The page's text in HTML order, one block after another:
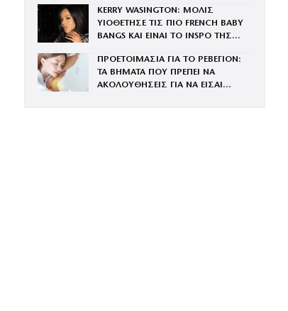
KERRY WASINGTON: ΜΟΛΙΣ
ΥΙΟΘΕΤΗΣΕ ΤΙΣ ΠΙΟ FRENCH BABY
BANGS ΚΑΙ ΕΙΝΑΙ ΤΟ INSPO ΤΗΣ
ΠΡΟΕΤΟΙΜΑΣΙΑ ΓΙΑ ΤΟ ΡΕΒΕΓΙΟΝ:
ΤΑ ΒΗΜΑΤΑ ΠΟΥ ΠΡΕΠΕΙ ΝΑ
ΑΚΟΛΟΥΘΗΣΕΙΣ ΓΙΑ ΝΑ ΕΙΣΑΙ